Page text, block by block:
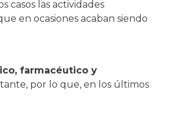
casos las actividades
en ocasiones acaban siendo
farmacéutico y
por lo que, en los últimos